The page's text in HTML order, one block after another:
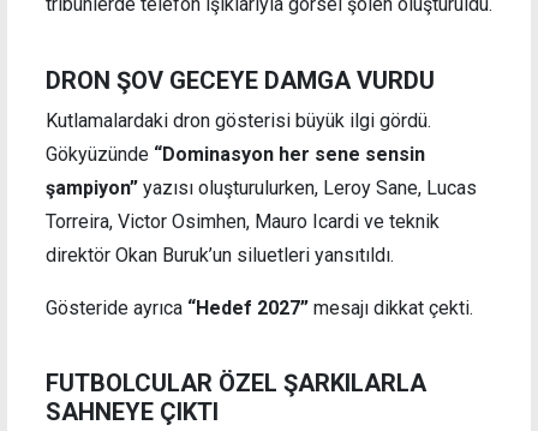
DRON ŞOV GECEYE DAMGA VURDU
Kutlamalardaki dron gösterisi büyük ilgi gördü.
Gökyüzünde “Dominasyon her sene sensin
şampiyon” yazısı oluşturulurken, Leroy Sane, Lucas
Torreira, Victor Osimhen, Mauro Icardi ve teknik
direktör Okan Buruk’un siluetleri yansıtıldı.
Gösteride ayrıca “Hedef 2027” mesajı dikkat çekti.
FUTBOLCULAR ÖZEL ŞARKILARLA
SAHNEYE ÇIKTI